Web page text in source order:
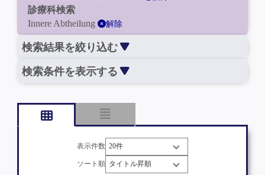
診療科検索
Innere Abtheilung
解除
検索結果を絞り込む
検索条件を表示する
表示件数
ソート順